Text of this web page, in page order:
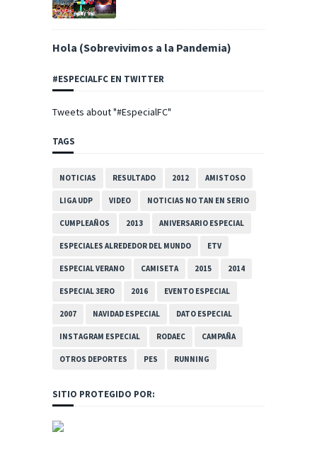
Hola (Sobrevivimos a la Pandemia)
#ESPECIALFC EN TWITTER
Tweets about "#EspecialFC"
TAGS
NOTICIAS RESULTADO 2012 AMISTOSO
LIGA UDP VIDEO NOTICIAS NO TAN EN SERIO
CUMPLEAÑOS 2013 ANIVERSARIO ESPECIAL
ESPECIALES ALREDEDOR DEL MUNDO ETV
ESPECIAL VERANO CAMISETA 2015 2014
ESPECIAL 3ERO 2016 EVENTO ESPECIAL
2007 NAVIDAD ESPECIAL DATO ESPECIAL
INSTAGRAM ESPECIAL RODAEC CAMPAÑA
OTROS DEPORTES PES RUNNING
SITIO PROTEGIDO POR: